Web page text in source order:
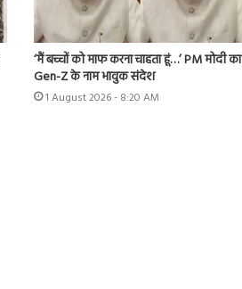
‘मैं बच्चों को माफ करना चाहता हूं…’ PM मोदी का
Gen-Z के नाम भावुक संदेश
1 August 2026 - 8:20 AM